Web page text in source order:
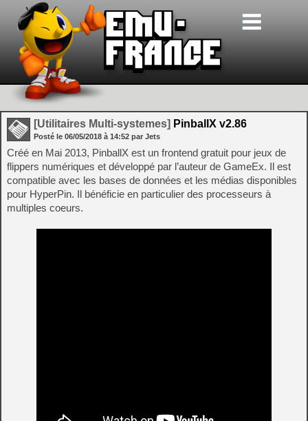
[Utilitaires Multi-systemes] PinballX v2.86
Posté le 06/05/2018 à 14:52 par Jets
Créé en Mai 2013, PinballX est un frontend gratuit pour jeux de
flippers numériques et développé par l’auteur de GameEx. Il est
compatible avec les bases de données et les médias disponibles
pour HyperPin. Il bénéficie en particulier des processeurs à
multiples coeurs.